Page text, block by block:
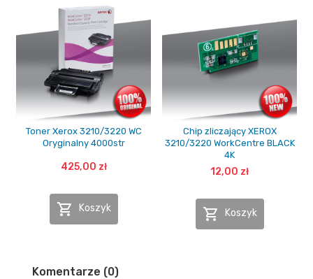
Toner Xerox 3210/3220 WC
Oryginalny 4000str
425,00 zł
 Koszyk
Chip zliczający XEROX
3210/3220 WorkCentre BLACK
4K
12,00 zł
 Koszyk
Komentarze (0)